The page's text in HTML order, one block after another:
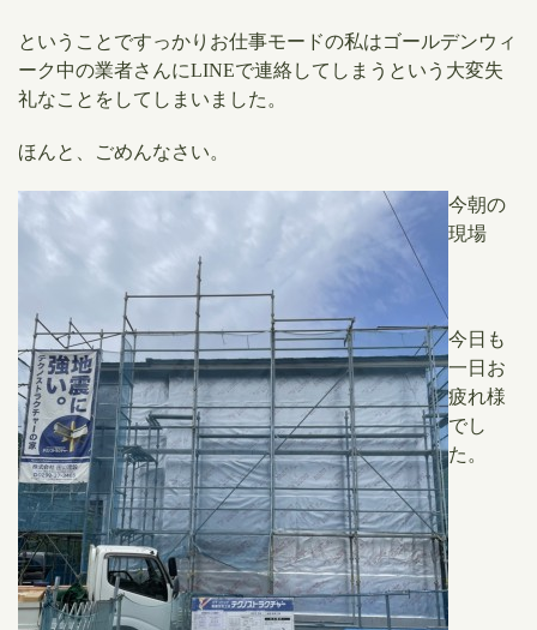
ということですっかりお仕事モードの私はゴールデンウィ
ーク中の業者さんにLINEで連絡してしまうという大変失
礼なことをしてしまいました。
ほんと、ごめんなさい。
今朝の
現場
今日も
一日お
疲れ様
でし
た。